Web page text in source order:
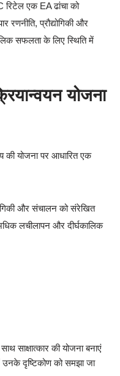
रिटेल एक EA ढांचा को
रणनीति, प्रौद्योगिकी और
सफलता के लिए स्थिति में
योजना
की योजना पर आधारित एक
और संचालन को संरेखित
लचीलापन और दीर्घकालिक
साक्षात्कार की योजना बनाएं
उनके दृष्टिकोण को समझा जा